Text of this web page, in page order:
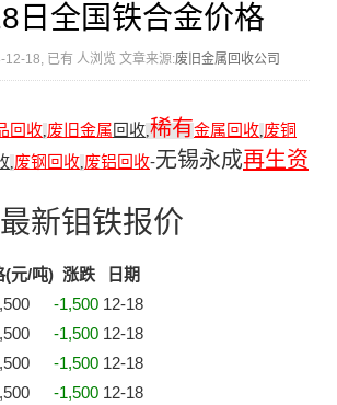
日全国铁合金价格
12-18, 已有 人浏览 文章来源:废旧金属回收公司
回收,废旧金属回收,稀有金属回收,废铜
,废钢回收,废铝回收-无锡永成再生资
最新钼铁报价
(元/吨) 涨跌
日期
-1,500 12-18
-1,500 12-18
-1,500 12-18
-1,500 12-18